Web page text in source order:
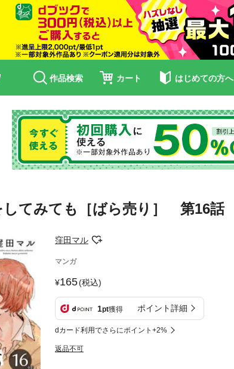
作品検索 カート はじめての方へ
してみても［ばら売り］ 第16話
窪田マル
マンガ
165(税込)
1pt獲得 ポイント詳細
dカード利用でさらにポイント+2%
返品不可